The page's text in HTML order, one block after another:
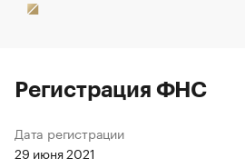
Регистрация ФНС
Дата регистрации
29 июня 2021